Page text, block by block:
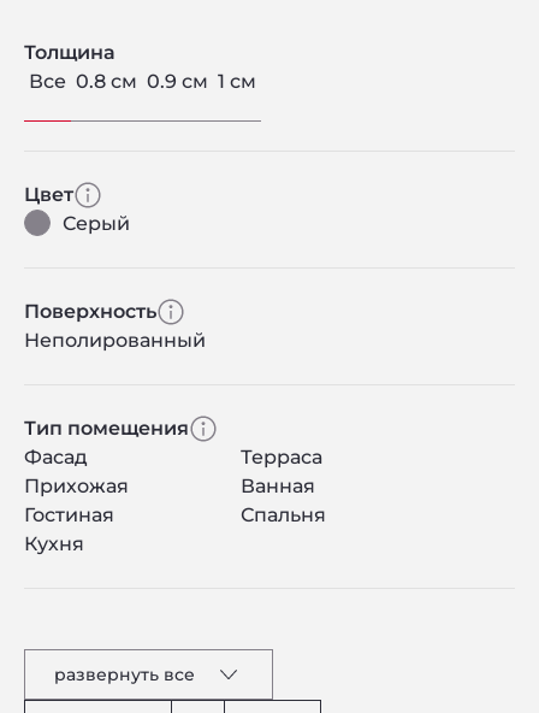
Толщина
Все 0.8 см 0.9 см 1 см
Цвет
Серый
Поверхность
Неполированный
Тип помещения
Фасад
Терраса
Прихожая
Ванная
Гостиная
Спальня
Кухня
развернуть все